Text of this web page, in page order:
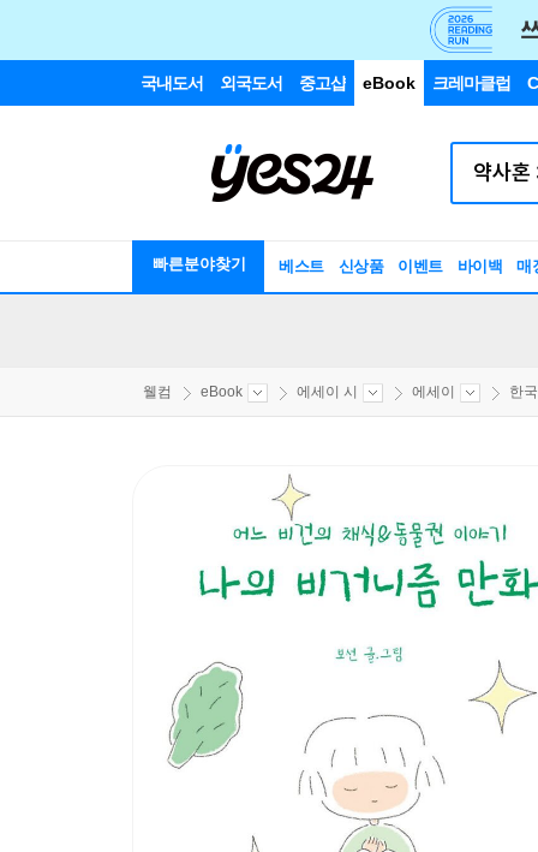
국내도서 외국도서 중고샵 eBook 크레마클럽
빠른분야찾기 베스트 신상품 이벤트 바이백 매
웰컴 eBook 에세이 시 에세이 한